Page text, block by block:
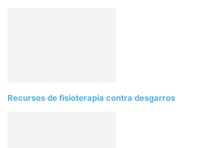
Recursos de fisioterapia contra desgarros